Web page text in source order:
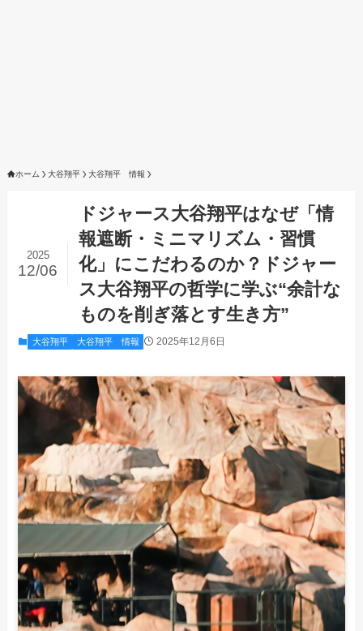
ホーム 大谷翔平 大谷翔平 情報
ドジャース大谷翔平はなぜ「情
報遮断・ミニマリズム・習慣
化」にこだわるのか？ドジャー
ス大谷翔平の哲学に学ぶ“余計な
ものを削ぎ落とす生き方”
2025
12/06
大谷翔平 大谷翔平 情報 2025年12月6日